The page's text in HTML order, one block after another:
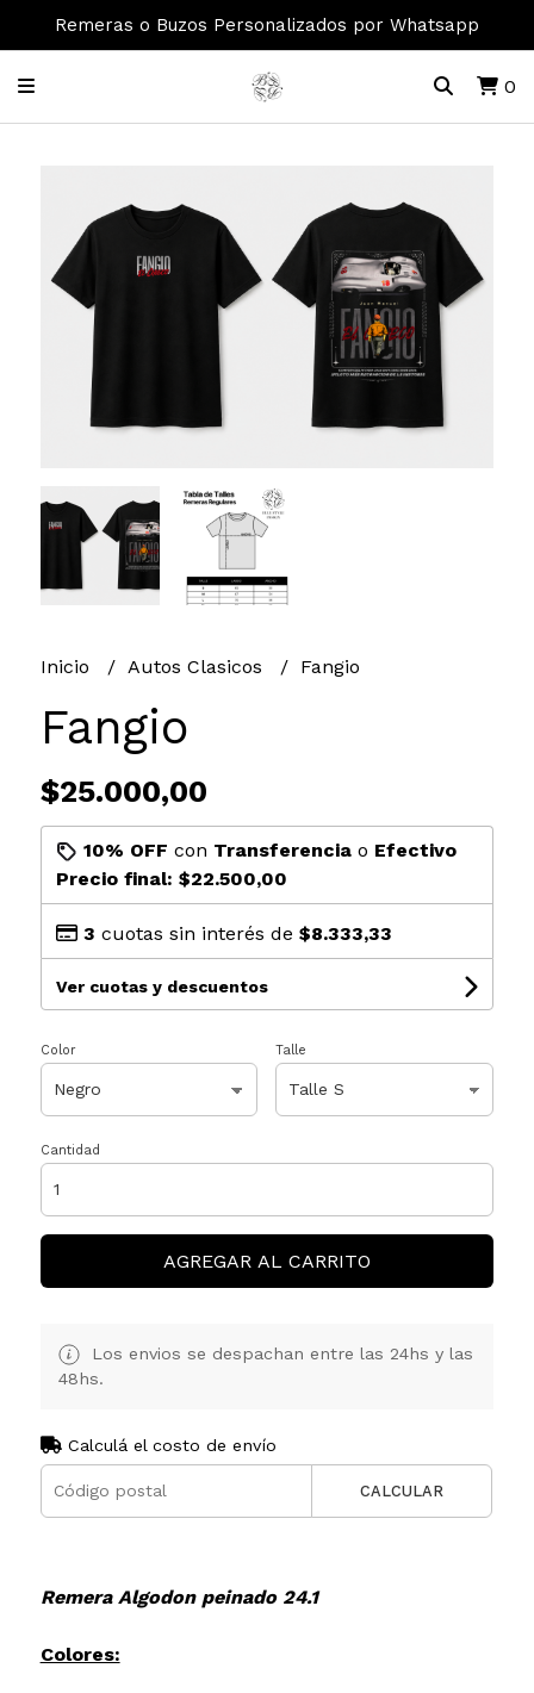
Remeras o Buzos Personalizados por Whatsapp
0
Inicio Autos Clasicos Fangio
Fangio
$25.000,00
10% OFF con Transferenciao Efectivo
Precio final: $22.500,00
3 cuotas sin interés de $8.333,33
Ver cuotas y descuentos
Color Talle
Cantidad
AGREGAR AL CARRITO
Los envios se despachan entre las 24hs y las
48hs.
Calculá el costo de envío
CALCULAR
Remera Algodon peinado 24.1
Colores: